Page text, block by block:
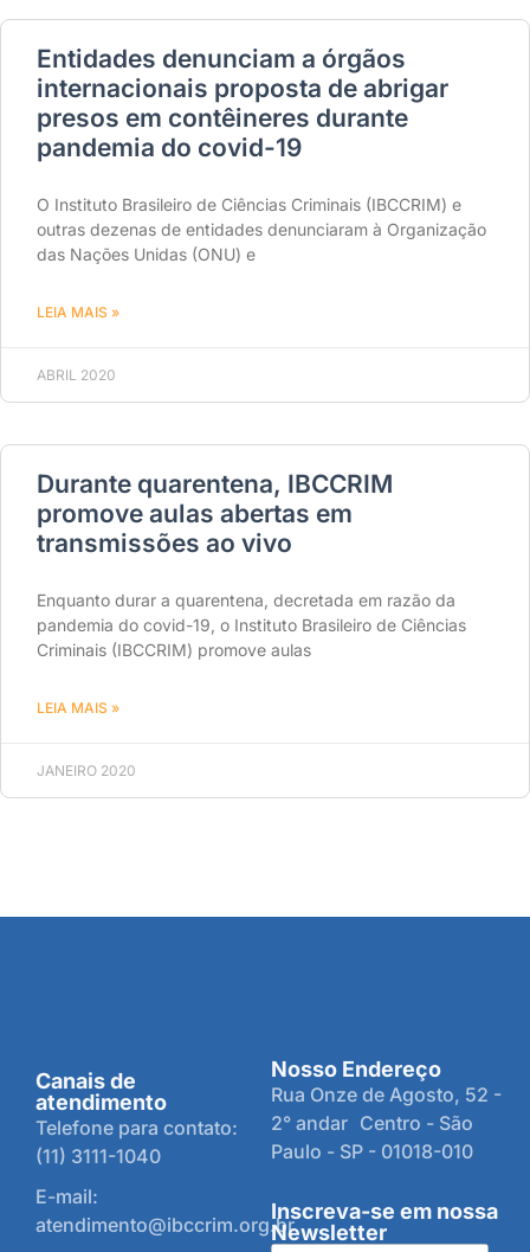
Entidades denunciam a órgãos
internacionais proposta de abrigar
presos em contêineres durante
pandemia do covid-19
O Instituto Brasileiro de Ciências Criminais (IBCCRIM) e
outras dezenas de entidades denunciaram à Organização
das Nações Unidas (ONU) e
LEIA MAIS »
ABRIL 2020
Durante quarentena, IBCCRIM
promove aulas abertas em
transmissões ao vivo
Enquanto durar a quarentena, decretada em razão da
pandemia do covid-19, o Instituto Brasileiro de Ciências
Criminais (IBCCRIM) promove aulas
LEIA MAIS »
JANEIRO 2020
Canais de
atendimento
Telefone para contato:
(11) 3111-1040
E-mail:
atendimento@ibccrim.org.br
Nosso Endereço
Rua Onze de Agosto, 52 -
2° andar Centro - São
Paulo - SP - 01018-010
Inscreva-se em nossa
Newsletter